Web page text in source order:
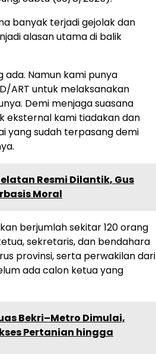
banyak terjadi gejolak dan
alasan utama di balik
ada. Namun kami punya
ART untuk melaksanakan
Demi menjaga suasana
eksternal kami tiadakan dan
yang sudah terpasang demi
Resmi Dilantik, Gus
Moral
berjumlah sekitar 120 orang
sekretaris, dan bendahara
provinsi, serta perwakilan dari
ada calon ketua yang
Bekri–Metro Dimulai,
Pertanian hingga